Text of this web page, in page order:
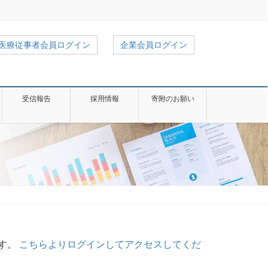
医療従事者会員ログイン 企業会員ログイン
受信報告 採用情報 寄附のお願い
。
こちらよりログインしてアクセスしてくだ